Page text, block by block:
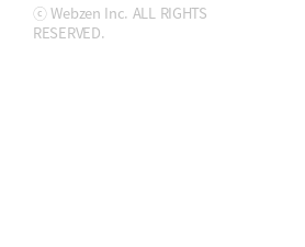
ⓒ Webzen Inc. ALL RIGHTS
RESERVED.